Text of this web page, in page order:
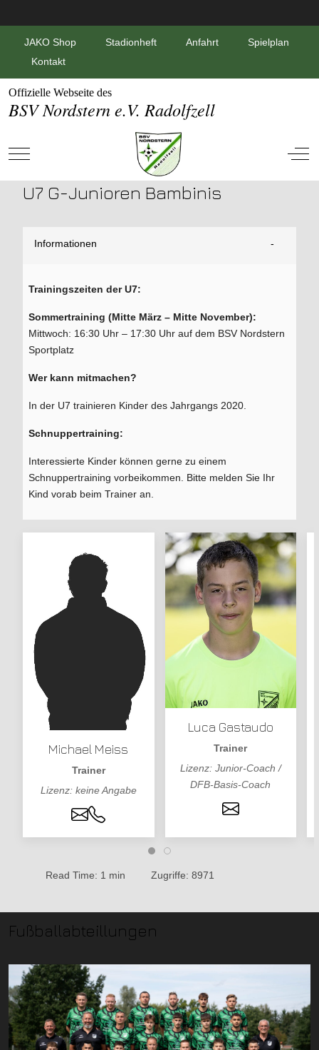
JAKO Shop Stadionheft Anfahrt
Spielplan
Kontakt
Offizielle Webseite des
BSV Nordstern e.V. Radolfzell
Mobile Menu Toggle Off-
U7 G-Junioren Bambinis
Informationen
Trainingszeiten der U7:
Sommertraining (Mitte März – Mitte November):
Mittwoch: 16:30 Uhr – 17:30 Uhr auf dem BSV Nordstern
Sportplatz
Wer kann mitmachen?
In der U7 trainieren Kinder des Jahrgangs 2020.
Schnuppertraining:
Interessierte Kinder können gerne zu einem
Schnuppertraining vorbeikommen. Bitte melden Sie Ihr
Kind vorab beim Trainer an.
Michael Meiss
Trainer
Lizenz: keine Angabe
Luca Gastaudo
Trainer
Lizenz: Junior-Coach /
DFB-Basis-Coach
Read Time: 1 min Zugriffe: 8971
Fußballabteillungen